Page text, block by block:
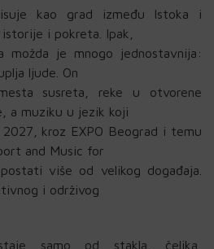
kao grad između Istoka i
i pokreta. Ipak,
možda je mnogo jednostavnija:
ljude. On
susreta, reke u otvorene
a muziku u jezik koji
kroz EXPO Beograd i temu
and Music for
više od velikog događaja.
i održivog
samo od stakla, čelika,